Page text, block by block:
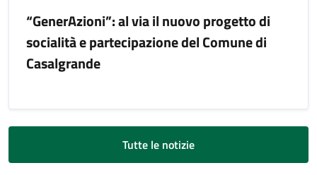
“GenerAzioni”: al via il nuovo progetto di
socialità e partecipazione del Comune di
Casalgrande
Tutte le notizie